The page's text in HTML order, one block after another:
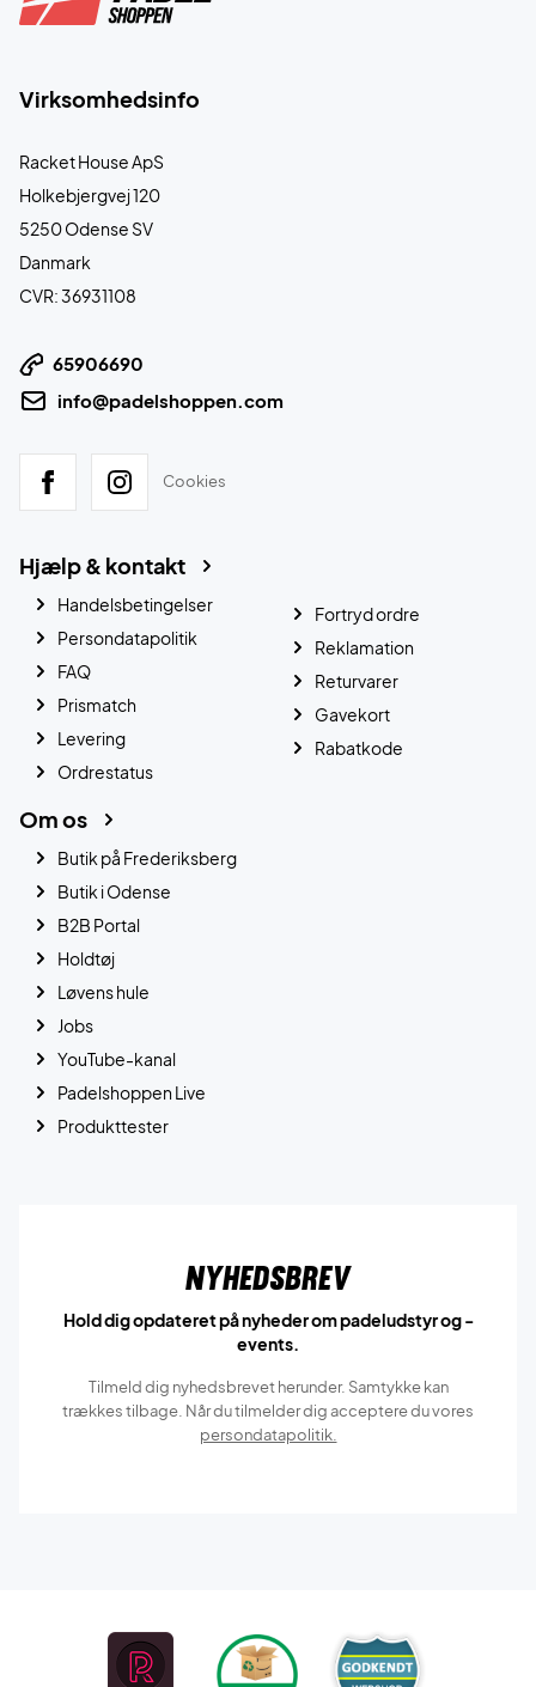
Virksomhedsinfo
Racket House ApS
Holkebjergvej 120
5250 Odense SV
Danmark
CVR: 36931108
65906690
info@padelshoppen.com
Cookies
Hjælp & kontakt
Handelsbetingelser
Persondatapolitik
FAQ
Prismatch
Levering
Ordrestatus
Fortryd ordre
Reklamation
Returvarer
Gavekort
Rabatkode
Om os
Butik på Frederiksberg
Butik i Odense
B2B Portal
Holdtøj
Løvens hule
Jobs
YouTube-kanal
Padelshoppen Live
Produkttester
Nyhedsbrev
Hold dig opdateret på nyheder om padeludstyr og -
events.
Tilmeld dig nyhedsbrevet herunder. Samtykke kan
trækkes tilbage. Når du tilmelder dig acceptere du vores
persondatapolitik.